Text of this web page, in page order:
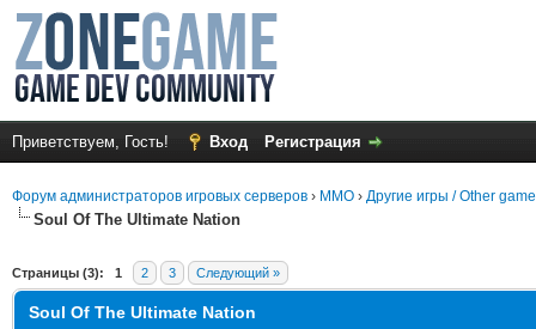
Приветствуем, Гость! Вход Регистрация
Форум администраторов игровых серверов › MMO › Другие игры / Other
Soul Of The Ultimate Nation
Страницы (3): 1 2 3 Следующий »
Soul Of The Ultimate Nation